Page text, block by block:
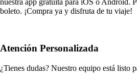
nuestra app gratuita para iOS o Android.
boleto. ¡Compra ya y disfruta de tu viaje!
Atención Personalizada
¿Tienes dudas? Nuestro equipo está listo